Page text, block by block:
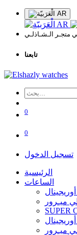
AR
AR
متجـر الـشـاذلـي
تابعنا
0
0
تسجيل الدخول
الرئيسية
الساعات
ميـرور
SUPER
ميـرور